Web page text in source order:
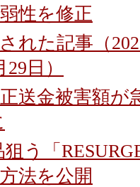
性を修正
れた記事（
日）
送金被害額
狙う「
法を公開